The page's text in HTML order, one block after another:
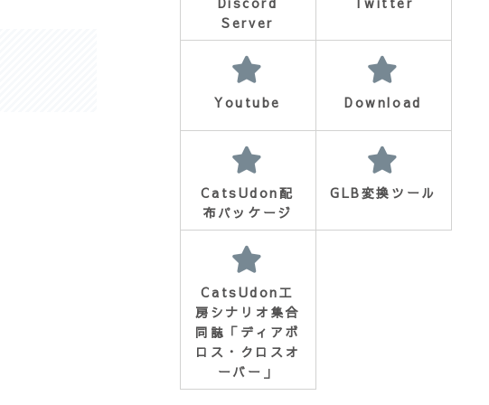
Server
Youtube Download
CatsUdon配
布パッケージ
GLB変換ツール
CatsUdon工
房シナリオ集合
同誌「ディアボ
ロス・クロスオ
ーバー」